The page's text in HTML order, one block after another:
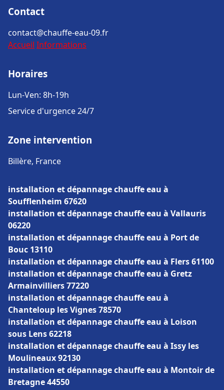
Contact
contact@chauffe-eau-09.fr
Accueil Informations
Horaires
Lun-Ven: 8h-19h
Service d'urgence 24/7
Zone intervention
Billère, France
installation et dépannage chauffe eau à
Soufflenheim 67620
installation et dépannage chauffe eau à Vallauris
06220
installation et dépannage chauffe eau à Port de
Bouc 13110
installation et dépannage chauffe eau à Flers 61100
installation et dépannage chauffe eau à Gretz
Armainvilliers 77220
installation et dépannage chauffe eau à
Chanteloup les Vignes 78570
installation et dépannage chauffe eau à Loison
sous Lens 62218
installation et dépannage chauffe eau à Issy les
Moulineaux 92130
installation et dépannage chauffe eau à Montoir de
Bretagne 44550